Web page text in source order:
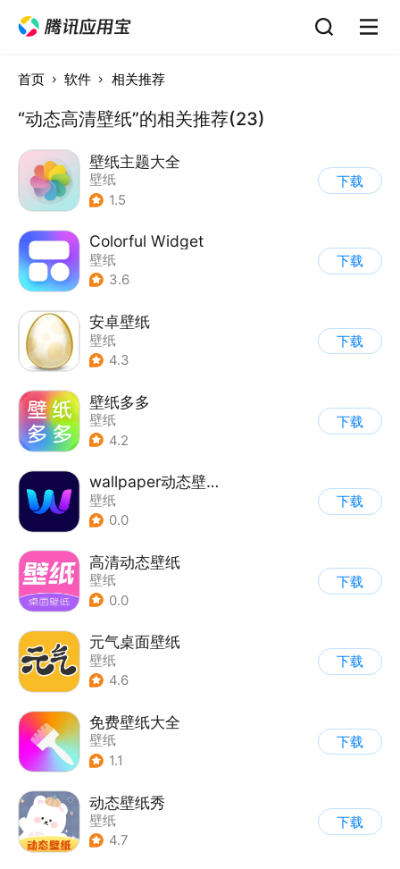
首页 软件 相关推荐
“动态高清壁纸”的相关推荐(23)
壁纸主题大全
壁纸
1.5
下载
Colorful Widget
壁纸
3.6
下载
安卓壁纸
壁纸
4.3
下载
壁纸多多
壁纸
4.2
下载
wallpaper动态壁纸4K
壁纸
0.0
下载
高清动态壁纸
壁纸
0.0
下载
元气桌面壁纸
壁纸
4.6
下载
免费壁纸大全
壁纸
1.1
下载
动态壁纸秀
壁纸
4.7
下载